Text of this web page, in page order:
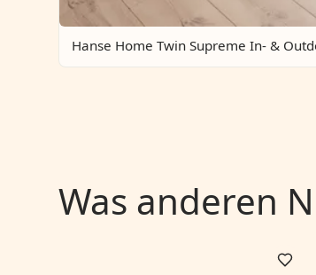
Hanse Home Twin Supreme In- &
Was anderen